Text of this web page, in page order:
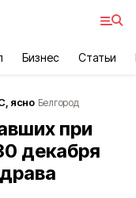
Бизнес Статьи
ясно Белгород
при
декабря